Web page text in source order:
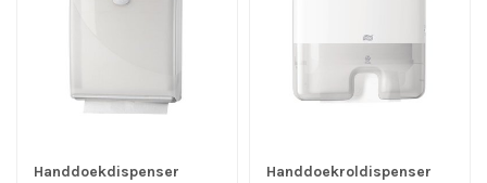
Handdoekdispenser
Handdoekroldispenser